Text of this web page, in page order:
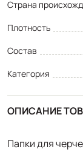
Страна
Плотность
Состав
Категория
ОПИСАНИЕ
Папки для